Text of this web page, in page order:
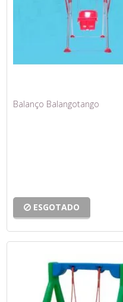
Balanço Balangotango
ESGOTADO